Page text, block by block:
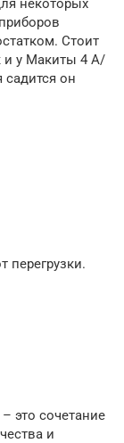
некоторых
Стоит
и у Maкиты 4 А/
садится он
перегрузки.
это сочетание
и